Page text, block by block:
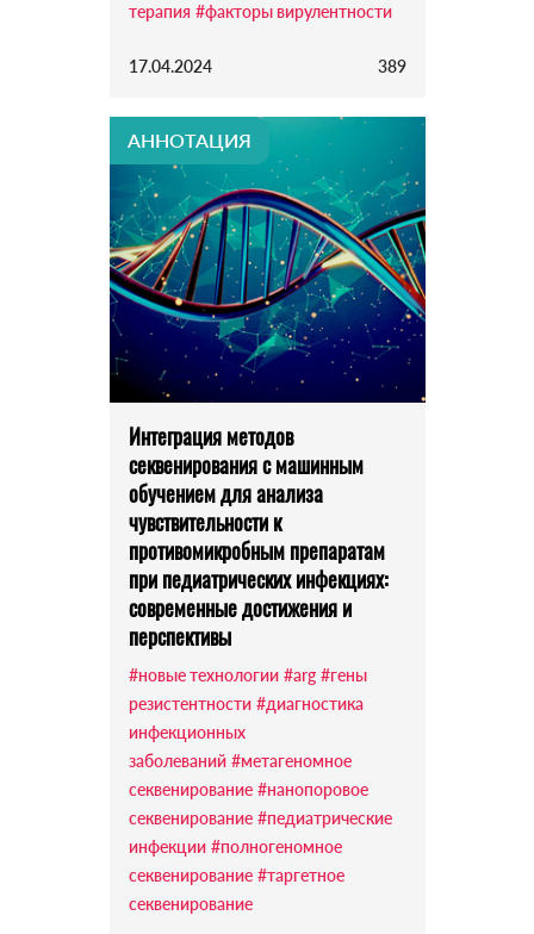
терапия #факторы вирулентности
17.04.2024 389
АННОТАЦИЯ
Интеграция методов
секвенирования с машинным
обучением для анализа
чувствительности к
противомикробным препаратам
при педиатрических инфекциях:
современные достижения и
перспективы
#новые технологии #arg #гены
резистентности #диагностика
инфекционных
заболеваний #метагеномное
секвенирование #нанопоровое
секвенирование #педиатрические
инфекции #полногеномное
секвенирование #таргетное
секвенирование